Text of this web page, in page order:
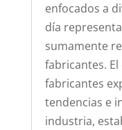
enfocados a
día
sumamente
fabricantes.
fabricantes
tendencias e
industria,